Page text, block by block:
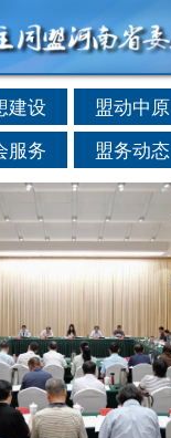
建设 盟动中原
服务 盟务动态